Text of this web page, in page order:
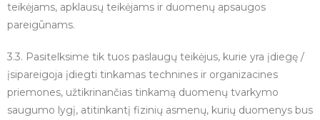
teikėjams, apklausų teikėjams ir duomenų apsaugos
pareigūnams.
3.3. Pasitelksime tik tuos paslaugų teikėjus, kurie yra įdiegę /
įsipareigoja įdiegti tinkamas technines ir organizacines
priemones, užtikrinančias tinkamą duomenų tvarkymo
saugumo lygį, atitinkantį fizinių asmenų, kurių duomenys bus